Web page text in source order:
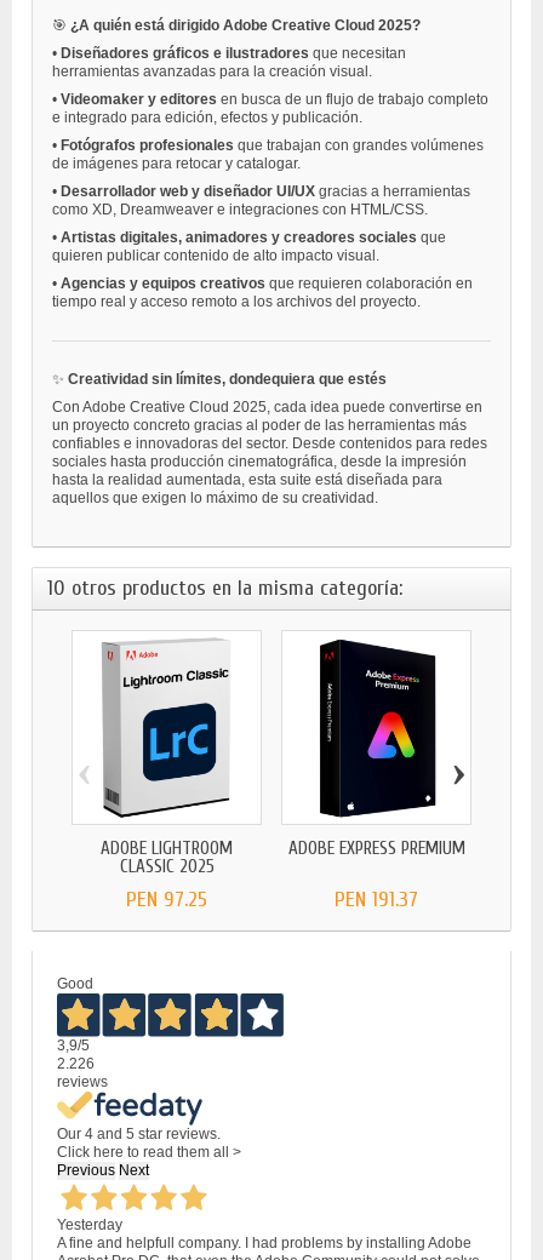
🎯 ¿A quién está dirigido Adobe Creative Cloud 2025?
• Diseñadores gráficos e ilustradores que necesitan
herramientas avanzadas para la creación visual.
• Videomaker y editores en busca de un flujo de trabajo completo
e integrado para edición, efectos y publicación.
• Fotógrafos profesionales que trabajan con grandes volúmenes
de imágenes para retocar y catalogar.
• Desarrollador web y diseñador UI/UX gracias a herramientas
como XD, Dreamweaver e integraciones con HTML/CSS.
• Artistas digitales, animadores y creadores sociales que
quieren publicar contenido de alto impacto visual.
• Agencias y equipos creativos que requieren colaboración en
tiempo real y acceso remoto a los archivos del proyecto.
✨ Creatividad sin límites, dondequiera que estés
Con Adobe Creative Cloud 2025, cada idea puede convertirse en
un proyecto concreto gracias al poder de las herramientas más
confiables e innovadoras del sector. Desde contenidos para redes
sociales hasta producción cinematográfica, desde la impresión
hasta la realidad aumentada, esta suite está diseñada para
aquellos que exigen lo máximo de su creatividad.
10 otros productos en la misma categoría:
ADOBE LIGHTROOM
CLASSIC 2025
PEN 97.25
ADOBE EXPRESS PREMIUM
PEN 191.37
‹ ›
Good
3,9/5
2.226
reviews
Our 4 and 5 star reviews.
Click here to read them all >
Previous Next
Yesterday
A fine and helpfull company. I had problems by installing Adobe